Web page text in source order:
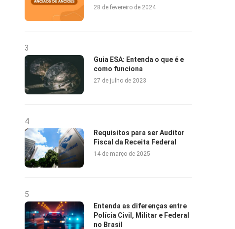
28 de fevereiro de 2024
3
Guia ESA: Entenda o que é e
como funciona
27 de julho de 2023
4
Requisitos para ser Auditor
Fiscal da Receita Federal
14 de março de 2025
5
Entenda as diferenças entre
Polícia Civil, Militar e Federal
no Brasil